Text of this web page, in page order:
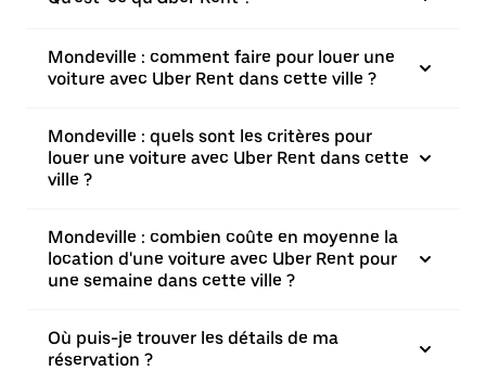
Mondeville : comment faire pour louer une
voiture avec Uber Rent dans cette ville ?
Mondeville : quels sont les critères pour
louer une voiture avec Uber Rent dans cette
ville ?
Mondeville : combien coûte en moyenne la
location d'une voiture avec Uber Rent pour
une semaine dans cette ville ?
Où puis-je trouver les détails de ma
réservation ?